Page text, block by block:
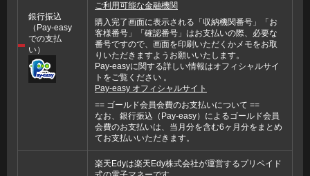
銀行振込
（Pay-easy
での支払
い）
ご利用可能な金融機関
購入完了画面に表示される「収納機関番号」「お
客様番号」「確認番号」はお支払いの際、必要な
番号ですので、画面を印刷いただくかメモをお取
りいただきますようお願いいたします。
Pay-easyに関する詳しい情報はオフィシャルサイ
トをご覧ください 。
Pay-easy オフィシャルサイト
== ゴールド会員会費のお支払いについて ==
なお、銀行振込（Pay-easy）によるゴールド会員
会費のお支払いは、当月分を含む6ヶ月分をまとめ
てお支払いいただきます。
楽天Edyは楽天Edy株式会社が運営するプリペイド